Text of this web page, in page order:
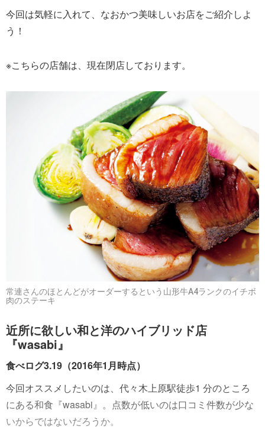
今回は気軽に入れて、なおかつ美味しいお店をご紹介しよ
う！
※こちらの店舗は、現在閉店しております。
常連さんのほとんどがオーダーするという山形牛A4ランクのイチボ
肉のステーキ
近所に欲しい和と洋のハイブリッド店
『wasabi』
食べログ3.19（2016年1月時点）
今回オススメしたいのは、代々木上原駅徒歩1 分のところ
にある和食『wasabi』。点数が低いのは口コミ件数が少な
いからではないだろうか。